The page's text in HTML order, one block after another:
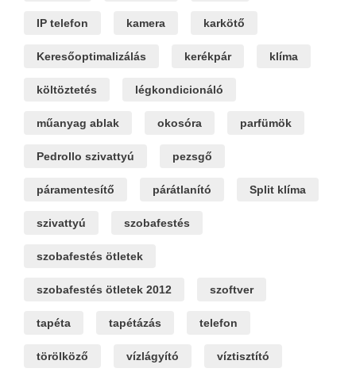
IP telefon kamera karkötő
Keresőoptimalizálás kerékpár klíma
költöztetés légkondicionáló
műanyag ablak okosóra parfümök
Pedrollo szivattyú pezsgő
páramentesítő párátlanító Split klíma
szivattyú szobafestés
szobafestés ötletek
szobafestés ötletek 2012 szoftver
tapéta tapétázás telefon
törölköző vízlágyító víztisztító